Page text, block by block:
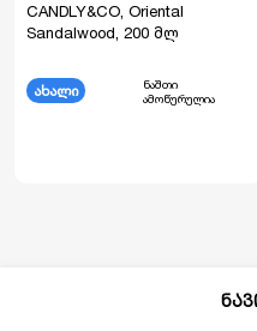
CANDLY&CO, Oriental
Sandalwood, 200 მლ
ახალი
ნაშთი
ამოწურულია